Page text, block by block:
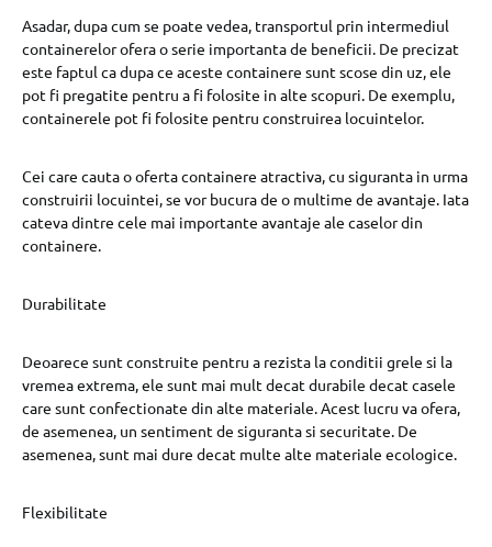
Asadar, dupa cum se poate vedea, transportul prin intermediul
containerelor ofera o serie importanta de beneficii. De precizat
este faptul ca dupa ce aceste containere sunt scose din uz, ele
pot fi pregatite pentru a fi folosite in alte scopuri. De exemplu,
containerele pot fi folosite pentru construirea locuintelor.
Cei care cauta o oferta containere atractiva, cu siguranta in urma
construirii locuintei, se vor bucura de o multime de avantaje. Iata
cateva dintre cele mai importante avantaje ale caselor din
containere.
Durabilitate
Deoarece sunt construite pentru a rezista la conditii grele si la
vremea extrema, ele sunt mai mult decat durabile decat casele
care sunt confectionate din alte materiale. Acest lucru va ofera,
de asemenea, un sentiment de siguranta si securitate. De
asemenea, sunt mai dure decat multe alte materiale ecologice.
Flexibilitate